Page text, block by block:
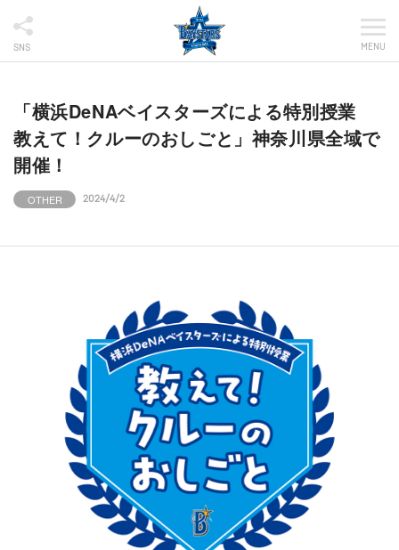
SNS MENU
「横浜DeNAベイスターズによる特別授業
教えて！クルーのおしごと」神奈川県全域で
開催！
OTHER 2024/4/2